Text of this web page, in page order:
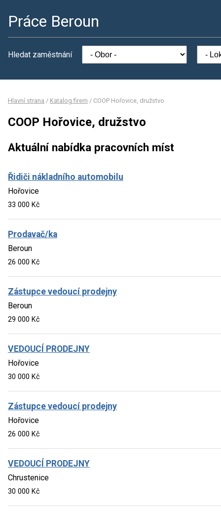
Práce Beroun
Hledat zaměstnání
Hlavní strana / Katalog firem / COOP Hořovice, družstvo
COOP Hořovice, družstvo
Aktuální nabídka pracovních míst
Řidiči nákladního automobilu
Hořovice
33 000 Kč
Prodavač/ka
Beroun
26 000 Kč
Zástupce vedoucí prodejny
Beroun
29 000 Kč
VEDOUCÍ PRODEJNY
Hořovice
30 000 Kč
Zástupce vedoucí prodejny
Hořovice
26 000 Kč
VEDOUCÍ PRODEJNY
Chrustenice
30 000 Kč